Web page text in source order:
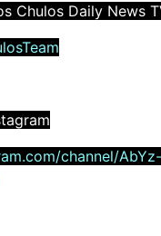
Chulos Daily News
channel/